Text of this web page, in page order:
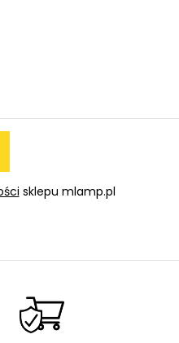
sklepu mlamp.pl